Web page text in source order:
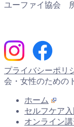
ユーファイ協会
プライバシーポリ
会・女性のための
ホーム
セルフケア
オンライン